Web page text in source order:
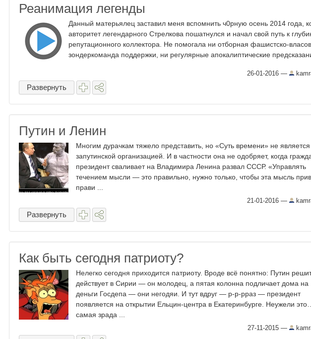
Реанимация легенды
Данный матерьялец заставил меня вспомнить ч0рную осень 2014 года,
авторитет легендарного Стрелкова пошатнулся и начал свой путь к
репутационного коллектора. Не помогала ни отборная фашистско-
зондеркоманда поддержки, ни регулярные апокалиптические
26-01-2016 —
Развернуть
Путин и Ленин
Многим дурачкам тяжело представить, но «Суть времени» не является
запутинской организацией. И в частности она не одобряет, когда
президент сваливает на Владимира Ленина развал СССР. «Управлять
течением мысли — это правильно, нужно только, чтобы эта мысль
прави ...
21-01-2016 —
Развернуть
Как быть сегодня патриоту?
Нелегко сегодня приходится патриоту. Вроде всё понятно: Путин
действует в Сирии — он молодец, а пятая колонна подличает дома на
деньги Госдепа — они негодяи. И тут вдруг — р-р-рраз — президент
появляется на открытии Ельцин-центра в Екатеринбурге. Неужели
самая зрада ...
27-11-2015 —